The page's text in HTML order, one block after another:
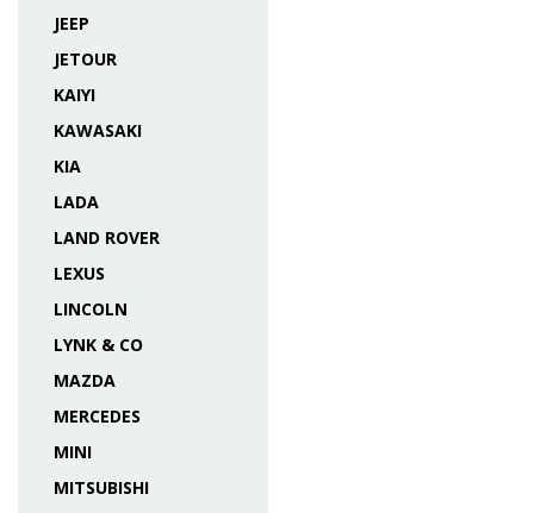
JEEP
JETOUR
KAIYI
KAWASAKI
KIA
LADA
LAND ROVER
LEXUS
LINCOLN
LYNK & CO
MAZDA
MERCEDES
MINI
MITSUBISHI